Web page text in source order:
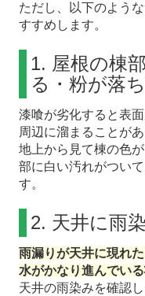
ただし、以下のよう
すすめします。
1. 屋根の棟
る・粉が落
漆喰が劣化すると表
周辺に溜まることがあ
地上から見て棟の色
部に白い汚れがつい
す。
2. 天井に雨
雨漏りが天井に現れ
水がかなり進んでい
天井の雨染みを確認